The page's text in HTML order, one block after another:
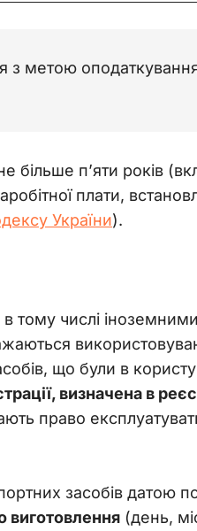
з метою
більше п’яти років
плати,
України).
числі
що були в
визначена в
право
засобів датою
виготовлення (день,